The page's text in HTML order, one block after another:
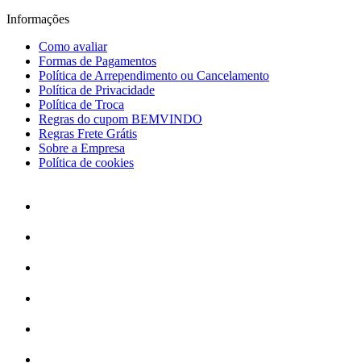
Informações
Como avaliar
Formas de Pagamentos
Política de Arrependimento ou Cancelamento
Política de Privacidade
Política de Troca
Regras do cupom BEMVINDO
Regras Frete Grátis
Sobre a Empresa
Política de cookies